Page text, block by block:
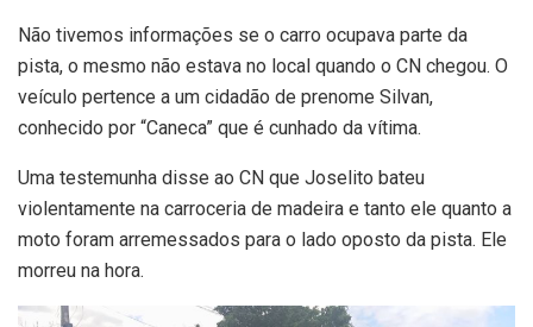
Não tivemos informações se o carro ocupava parte da
pista, o mesmo não estava no local quando o CN chegou. O
veículo pertence a um cidadão de prenome Silvan,
conhecido por “Caneca” que é cunhado da vítima.
Uma testemunha disse ao CN que Joselito bateu
violentamente na carroceria de madeira e tanto ele quanto a
moto foram arremessados para o lado oposto da pista. Ele
morreu na hora.